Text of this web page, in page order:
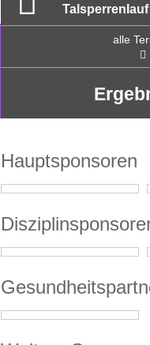
alle
Hauptsponsoren